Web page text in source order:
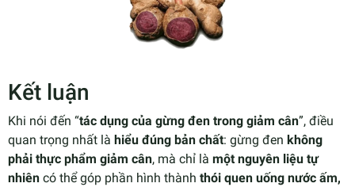
Kết luận
Khi nói đến “tác dụng của gừng đen trong giảm cân”, điều
quan trọng nhất là hiểu đúng bản chất: gừng đen không
phải thực phẩm giảm cân, mà chỉ là một nguyên liệu tự
nhiên có thể góp phần hình thành thói quen uống nước ấm,